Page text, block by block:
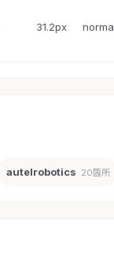
31.2px
autelrobotics 20箇所